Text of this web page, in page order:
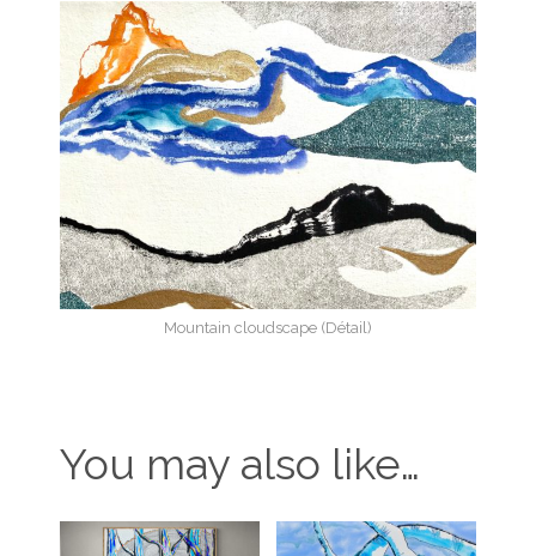
Mountain cloudscape (Détail)
You may also like…